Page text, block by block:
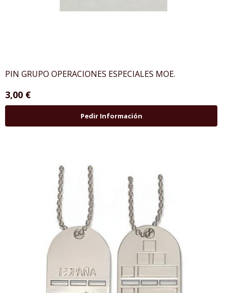
PIN GRUPO OPERACIONES ESPECIALES MOE.
3,00 €
Pedir Información